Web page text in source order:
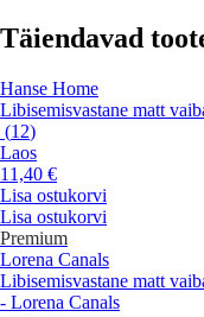
Täiendavad
Hanse Home
Libisemisvastane matt
(12)
Laos
11,40 €
Lisa ostukorvi
Lisa ostukorvi
Premium
Lorena Canals
Libisemisvastane matt
- Lorena Canals